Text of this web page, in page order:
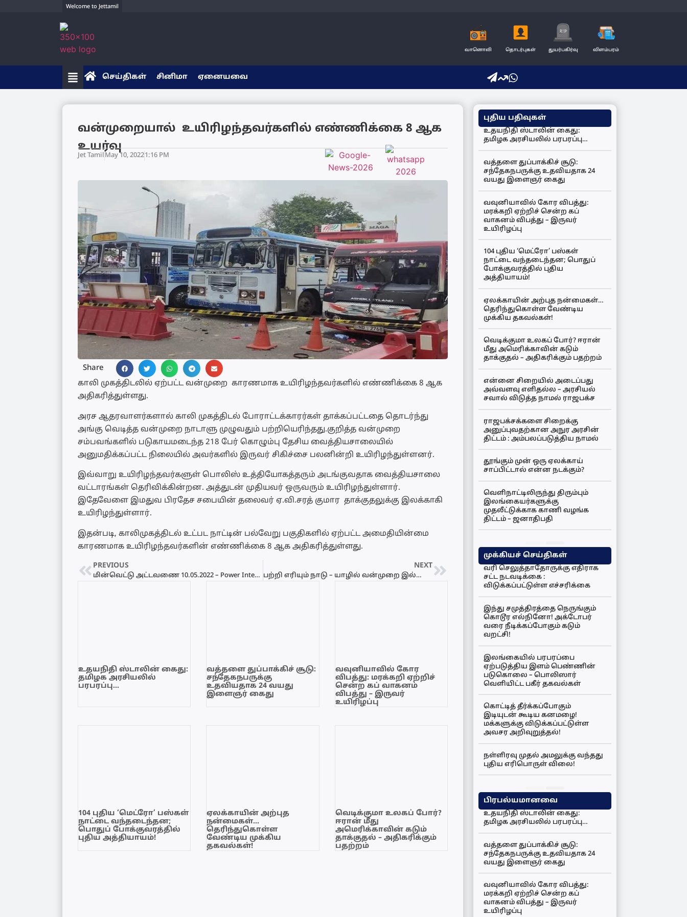
Welcome to Jettamil
வானொலி தொடர்புகள் துயர்பகிர்வு விளம்பரம்
செய்திகள் சினிமா ஏனையவை
வன்முறையால் உயிரிழந்தவர்களில் எண்ணிக்கை 8 ஆக
உயர்வு
Jet TamilMay 10, 20221:16 PM
Share
காலி முகத்திடலில் ஏற்பட்ட வன்முறை காரணமாக உயிரிழந்தவர்களில் எண்ணிக்கை 8 ஆக
அதிகரித்துள்ளது.
அரச ஆதரவாளர்களால் காலி முகத்திடல் போராட்டக்காரர்கள் தாக்கப்பட்டதை தொடர்ந்து
அங்கு வெடித்த வன்முறை நாடாளு முழுவதும் பற்றியெரிந்தது.குறித்த வன்முறை
சம்பவங்களில் படுகாயமடைந்த 218 பேர் கொழும்பு தேசிய வைத்தியசாலையில்
அனுமதிக்கப்பட்ட நிலையில் அவர்களில் இருவர் சிகிச்சை பலனின்றி உயிரிழந்துள்ளனர்.
இவ்வாறு உயிரிழந்தவர்களுள் பொலிஸ் உத்தியோகத்தரும் அடங்குவதாக வைத்தியசாலை
வட்டாரங்கள் தெரிவிக்கின்றன. அத்துடன் முதியவர் ஒருவரும் உயிரிழந்துள்ளார்.
இதேவேளை இமதுவ பிரதேச சபையின் தலைவர் ஏ.வி.சரத் குமார தாக்குதலுக்கு இலக்காகி
உயிரிழந்துள்ளார்.
இதன்படி, காலிமுகத்திடல் உட்பட நாட்டின் பல்வேறு பகுதிகளில் ஏற்பட்ட அமைதியின்மை
காரணமாக உயிரிழந்தவர்களின் எண்ணிக்கை 8 ஆக அதிகரித்துள்ளது.
PREVIOUS
மின்வெட்டு அட்டவணை 10.05.2022 – Power Interruption Schedule
NEXT
பற்றி எரியும் நாடு – யாழில் வன்முறை இல்லை
உதயநிதி ஸ்டாலின் கைது:
தமிழக அரசியலில்
பரபரப்பு…
வத்தளை துப்பாக்கிச் சூடு:
சந்தேகநபருக்கு
உதவியதாக 24 வயது
இளைஞர் கைது
வவுனியாவில் கோர
விபத்து: மரக்கறி ஏற்றிச்
சென்ற கப் வாகனம்
விபத்து – இருவர்
உயிரிழப்பு
104 புதிய ‘மெட்ரோ’ பஸ்கள்
நாட்டை வந்தடைந்தன;
பொதுப் போக்குவரத்தில்
புதிய அத்தியாயம்!
ஏலக்காயின் அற்புத
நன்மைகள்…
தெரிந்துகொள்ள
வேண்டிய முக்கிய
தகவல்கள்!
வெடிக்குமா உலகப் போர்?
ஈரான் மீது
அமெரிக்காவின் கடும்
தாக்குதல் – அதிகரிக்கும்
பதற்றம்
புதிய பதிவுகள்
உதயநிதி ஸ்டாலின் கைது:
தமிழக அரசியலில் பரபரப்பு…
வத்தளை துப்பாக்கிச் சூடு:
சந்தேகநபருக்கு உதவியதாக 24
வயது இளைஞர் கைது
வவுனியாவில் கோர விபத்து:
மரக்கறி ஏற்றிச் சென்ற கப்
வாகனம் விபத்து – இருவர்
உயிரிழப்பு
104 புதிய ‘மெட்ரோ’ பஸ்கள்
நாட்டை வந்தடைந்தன; பொதுப்
போக்குவரத்தில் புதிய
அத்தியாயம்!
ஏலக்காயின் அற்புத நன்மைகள்…
தெரிந்துகொள்ள வேண்டிய
முக்கிய தகவல்கள்!
வெடிக்குமா உலகப் போர்? ஈரான்
மீது அமெரிக்காவின் கடும்
தாக்குதல் – அதிகரிக்கும் பதற்றம்
என்னை சிறையில் அடைப்பது
அவ்வளவு எளிதல்ல – அரசியல்
சவால் விடுத்த நாமல் ராஜபக்ச
ராஜபக்சக்களை சிறைக்கு
அனுப்புவதற்கான அநுர அரசின்
திட்டம் : அம்பலப்படுத்திய நாமல்
தூங்கும் முன் ஒரு ஏலக்காய்
சாப்பிட்டால் என்ன நடக்கும்?
வெளிநாட்டிலிருந்து திரும்பும்
இலங்கையர்களுக்கு
முதலீட்டுக்காக காணி வழங்க
திட்டம் – ஜனாதிபதி
முக்கியச் செய்திகள்
வரி செலுத்தாதோருக்கு எதிராக
சட்ட நடவடிக்கை :
விடுக்கப்பட்டுள்ள எச்சரிக்கை
இந்து சமுத்திரத்தை நெருங்கும்
கொடூர எல்நினோ! அக்டோபர்
வரை நீடிக்கப்போகும் கடும்
வறட்சி!
இலங்கையில் பரபரப்பை
ஏற்படுத்திய இளம் பெண்ணின்
படுகொலை – பொலிஸார்
வெளியிட்ட பகீர் தகவல்கள்
கொட்டித் தீர்க்கப்போகும்
இடியுடன் கூடிய கனமழை!
மக்களுக்கு விடுக்கப்பட்டுள்ள
அவசர அறிவுறுத்தல்!
நள்ளிரவு முதல் அமலுக்கு வந்தது
புதிய எரிபொருள் விலை!
பிரபல்யமானவை
உதயநிதி ஸ்டாலின் கைது:
தமிழக அரசியலில் பரபரப்பு…
வத்தளை துப்பாக்கிச் சூடு:
சந்தேகநபருக்கு உதவியதாக 24
வயது இளைஞர் கைது
வவுனியாவில் கோர விபத்து:
மரக்கறி ஏற்றிச் சென்ற கப்
வாகனம் விபத்து – இருவர்
உயிரிழப்பு